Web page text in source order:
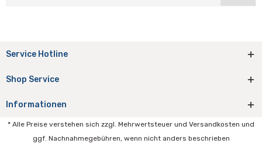
Service Hotline
Shop Service
Informationen
* Alle Preise verstehen sich zzgl. Mehrwertsteuer und Versandkosten und
ggf. Nachnahmegebühren, wenn nicht anders beschrieben